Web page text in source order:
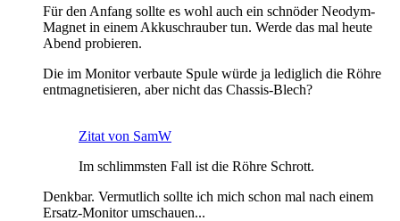
Für den Anfang sollte es wohl auch ein schnöder Neodym-
Magnet in einem Akkuschrauber tun. Werde das mal heute
Abend probieren.
Die im Monitor verbaute Spule würde ja lediglich die Röhre
entmagnetisieren, aber nicht das Chassis-Blech?
Zitat von SamW
Im schlimmsten Fall ist die Röhre Schrott.
Denkbar. Vermutlich sollte ich mich schon mal nach einem
Ersatz-Monitor umschauen...